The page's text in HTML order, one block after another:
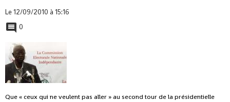
Le 12/09/2010 à 15:16
0
Que « ceux qui ne veulent pas aller » au second tour de la présidentielle